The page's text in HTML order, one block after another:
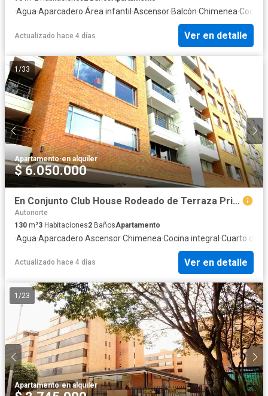
·Agua·Aparcadero·Área infantil ·Ascensor·Balcón·Chimenea·Cocina
Actualizado hace 4 días Ver en detalle
1 /33
Apartamento·en alquiler
$ 6.050.000
En Conjunto Club House Rodeado de Terraza Privada.
Autonorte
130 m²3 Habitaciones2 BañosApartamento
·Agua·Aparcadero·Ascensor·Chimenea·Cocina integral·Cuarto de
Actualizado hace 4 días Ver en detalle
1 /23
Apartamento·en alquiler